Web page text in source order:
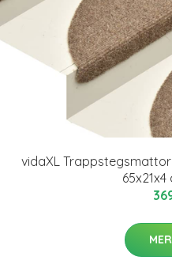
vidaXL